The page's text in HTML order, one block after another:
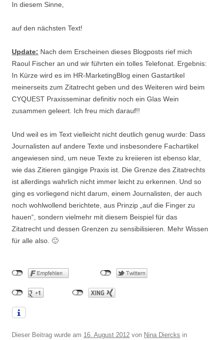
In diesem Sinne,
auf den nächsten Text!
Update: Nach dem Erscheinen dieses Blogposts rief mich
Raoul Fischer an und wir führten ein tolles Telefonat. Ergebnis:
In Kürze wird es im HR-MarketingBlog einen Gastartikel
meinerseits zum Zitatrecht geben und des Weiteren wird beim
CYQUEST Praxisseminar definitiv noch ein Glas Wein
zusammen geleert. Ich freu mich darauf!!
Und weil es im Text vielleicht nicht deutlich genug wurde: Dass
Journalisten auf andere Texte und insbesondere Fachartikel
angewiesen sind, um neue Texte zu kreiieren ist ebenso klar,
wie das Zitieren gängige Praxis ist. Die Grenze des Zitatrechts
ist allerdings wahrlich nicht immer leicht zu erkennen. Und so
ging es vorliegend nicht darum, einem Journalisten, der auch
noch wohlwollend berichtete, aus Prinzip „auf die Finger zu
hauen“, sondern vielmehr mit diesem Beispiel für das
Zitatrecht und dessen Grenzen zu sensibilisieren. Mehr Wissen
für alle also. 🙂
Dieser Beitrag wurde am 16. August 2012 von Nina Diercks in